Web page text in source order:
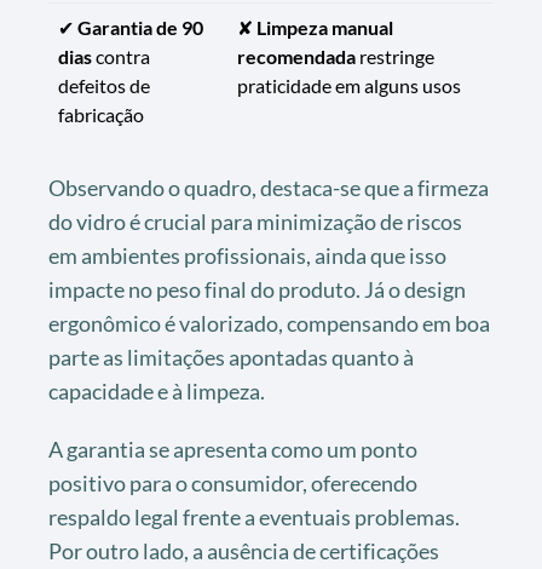
✔ Garantia de 90
diascontra
defeitos de
fabricação
✘ Limpeza manual
recomendada restringe
praticidade em alguns usos
Observando o quadro, destaca-se que a firmeza
do vidro é crucial para minimização de riscos
em ambientes profissionais, ainda que isso
impacte no peso final do produto. Já o design
ergonômico é valorizado, compensando em boa
parte as limitações apontadas quanto à
capacidade e à limpeza.
A garantia se apresenta como um ponto
positivo para o consumidor, oferecendo
respaldo legal frente a eventuais problemas.
Por outro lado, a ausência de certificações